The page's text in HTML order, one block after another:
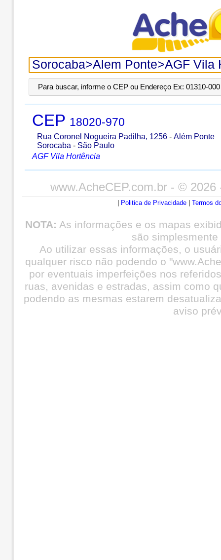
Para buscar, informe o CEP ou Endereço Ex: 01310-
CEP 18020-970
Rua Coronel Nogueira Padilha, 1256- Além Ponte
Sorocaba - São Paulo
AGF Vila Hortência
www.AcheCEP.com.br- © 2026
Politica de Privacidade Termos
NOTA: As informações e os mapas
são
Ao utilizar essas informações, o
qualquer risco não podendo o
por eventuais imperfeições nos
ruas, avenidas e estradas, assim como
podendo as mesmas estarem
aviso